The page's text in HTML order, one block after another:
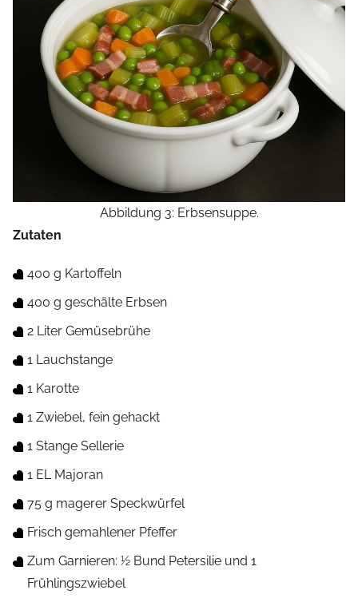
Abbildung 3: Erbsensuppe.
Zutaten
400 g Kartoffeln
400 g geschälte Erbsen
2 Liter Gemüsebrühe
1 Lauchstange
1 Karotte
1 Zwiebel, fein gehackt
1 Stange Sellerie
1 EL Majoran
75 g magerer Speckwürfel
Frisch gemahlener Pfeffer
Zum Garnieren: 1⁄2 Bund Petersilie und 1
Frühlingszwiebel